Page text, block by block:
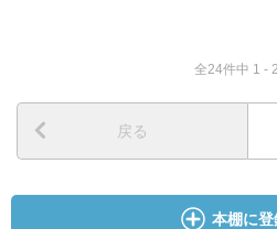
全24件中 1 -
戻る
本棚に登